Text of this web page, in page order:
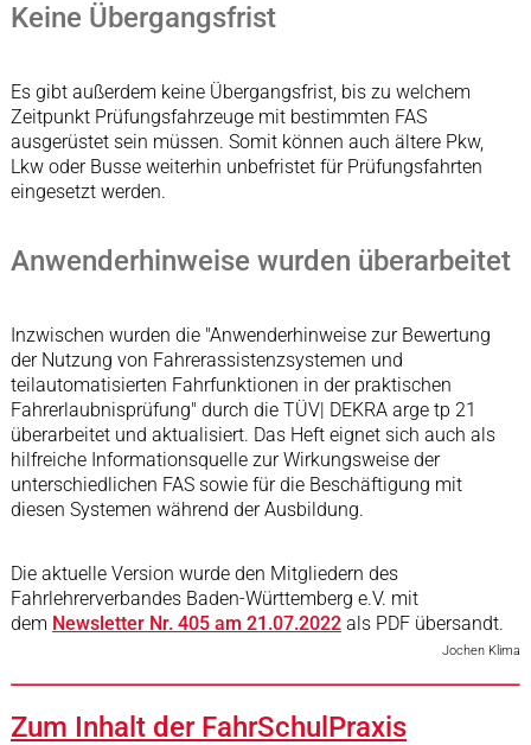
Keine Übergangsfrist
Es gibt außerdem keine Übergangsfrist, bis zu welchem
Zeitpunkt Prüfungsfahrzeuge mit bestimmten FAS
ausgerüstet sein müssen. Somit können auch ältere Pkw,
Lkw oder Busse weiterhin unbefristet für Prüfungsfahrten
eingesetzt werden.
Anwenderhinweise wurden überarbeitet
Inzwischen wurden die "Anwenderhinweise zur Bewertung
der Nutzung von Fahrerassistenzsystemen und
teilautomatisierten Fahrfunktionen in der praktischen
Fahrerlaubnisprüfung" durch die TÜV| DEKRA arge tp 21
überarbeitet und aktualisiert. Das Heft eignet sich auch als
hilfreiche Informationsquelle zur Wirkungsweise der
unterschiedlichen FAS sowie für die Beschäftigung mit
diesen Systemen während der Ausbildung.
Die aktuelle Version wurde den Mitgliedern des
Fahrlehrerverbandes Baden-Württemberg e.V. mit
dem Newsletter Nr. 405 am 21.07.2022als PDF übersandt.
Jochen Klima
Zum Inhalt der FahrSchulPraxis